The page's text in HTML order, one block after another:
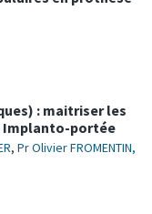
: maitriser les
Implanto-portée
, Pr Olivier FROMENTIN,